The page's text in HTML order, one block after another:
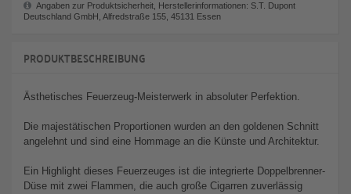
Angaben zur Produktsicherheit, Herstellerinformationen: S.T. Dupont
Deutschland GmbH, Alfredstraße 155, 45131 Essen
PRODUKTBESCHREIBUNG
Ästhetisches Feuerzeug-Meisterwerk in absoluter Perfektion.
Die majestätischen Proportionen wurden an den goldenen Schnitt
angelehnt und sind eine Hommage an die Künste und Architektur.
Ein Highlight dieses Feuerzeuges ist die integrierte Doppelbrenner-
Düse mit zwei Flammen, die auch große Cigarren zuverlässig